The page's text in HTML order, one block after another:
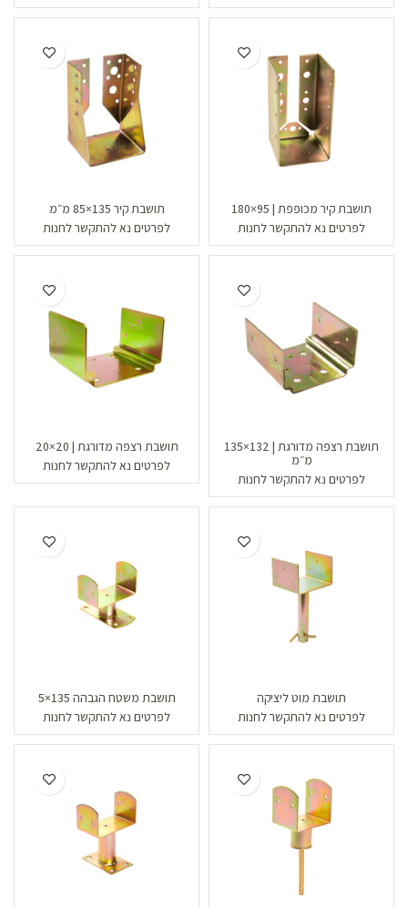
תושבת קיר מכופפת | 95×180
לפרטים נא להתקשר לחנות
תושבת קיר 135×85 מ״מ
לפרטים נא להתקשר לחנות
תושבת רצפה מדורגת | 132×135
מ״מ
לפרטים נא להתקשר לחנות
תושבת רצפה מדורגת | 20×20
לפרטים נא להתקשר לחנות
תושבת מוט ליציקה
לפרטים נא להתקשר לחנות
תושבת משטח הגבהה 135×5
לפרטים נא להתקשר לחנות